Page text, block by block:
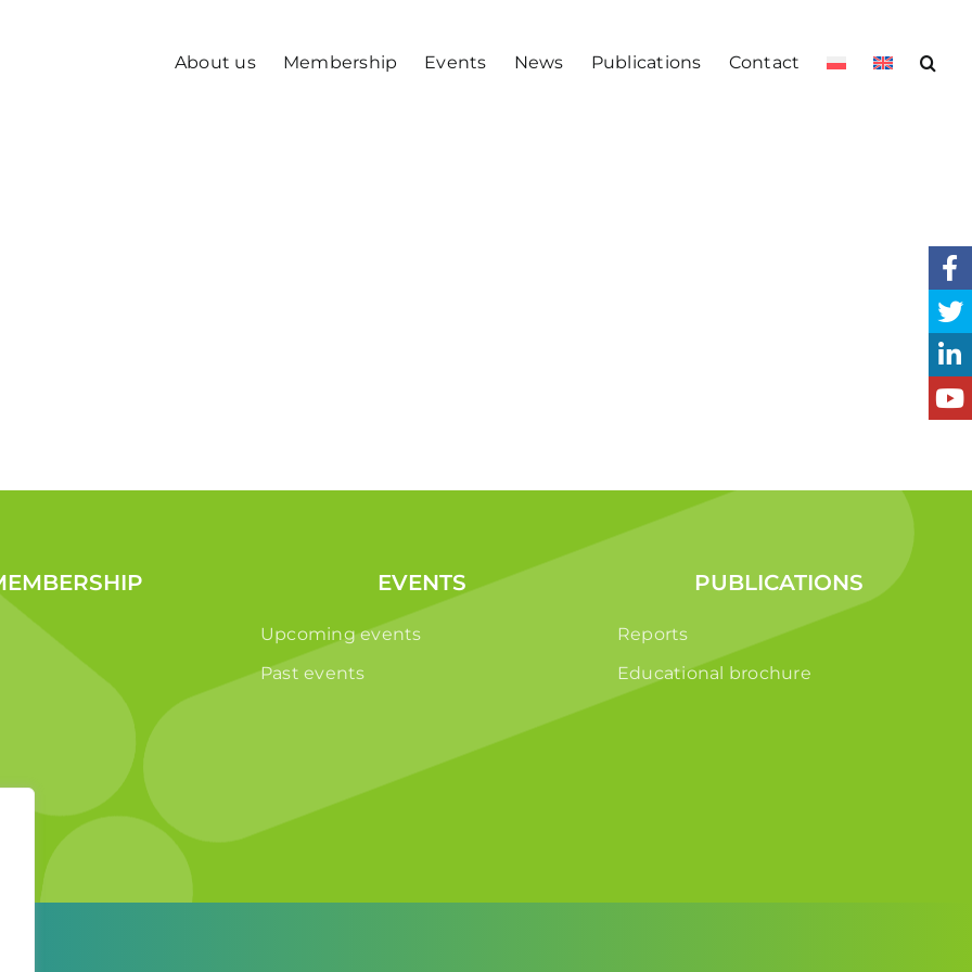
About us Membership Events News Publications Contact
EVENTS
Upcoming events
Past events
PUBLICATIONS
Reports
Educational brochure